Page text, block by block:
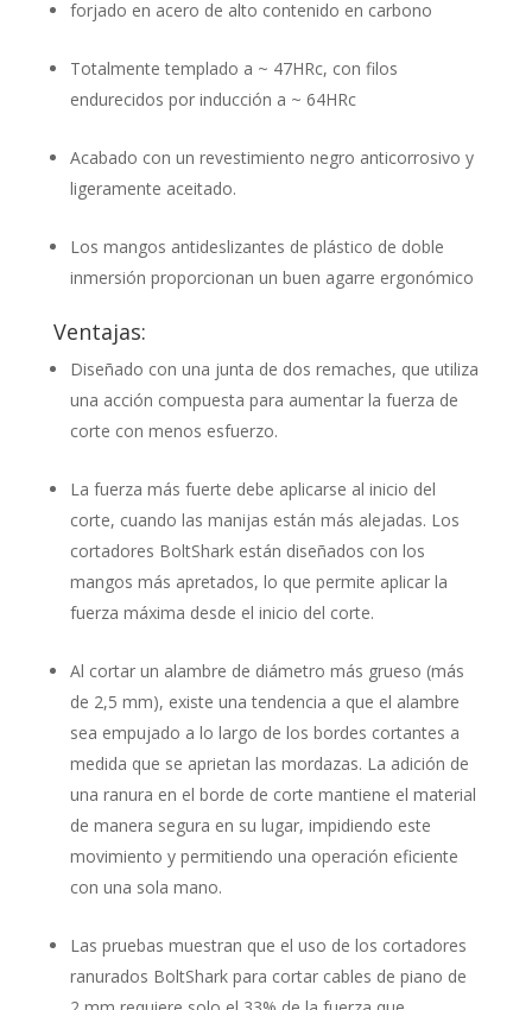
forjado en acero de alto contenido en carbono
Totalmente templado a ~ 47HRc, con filos
endurecidos por inducción a ~ 64HRc
Acabado con un revestimiento negro anticorrosivo y
ligeramente aceitado.
Los mangos antideslizantes de plástico de doble
inmersión proporcionan un buen agarre ergonómico
Ventajas:
Diseñado con una junta de dos remaches, que utiliza
una acción compuesta para aumentar la fuerza de
corte con menos esfuerzo.
La fuerza más fuerte debe aplicarse al inicio del
corte, cuando las manijas están más alejadas. Los
cortadores BoltShark están diseñados con los
mangos más apretados, lo que permite aplicar la
fuerza máxima desde el inicio del corte.
Al cortar un alambre de diámetro más grueso (más
de 2,5 mm), existe una tendencia a que el alambre
sea empujado a lo largo de los bordes cortantes a
medida que se aprietan las mordazas. La adición de
una ranura en el borde de corte mantiene el material
de manera segura en su lugar, impidiendo este
movimiento y permitiendo una operación eficiente
con una sola mano.
Las pruebas muestran que el uso de los cortadores
ranurados BoltShark para cortar cables de piano de